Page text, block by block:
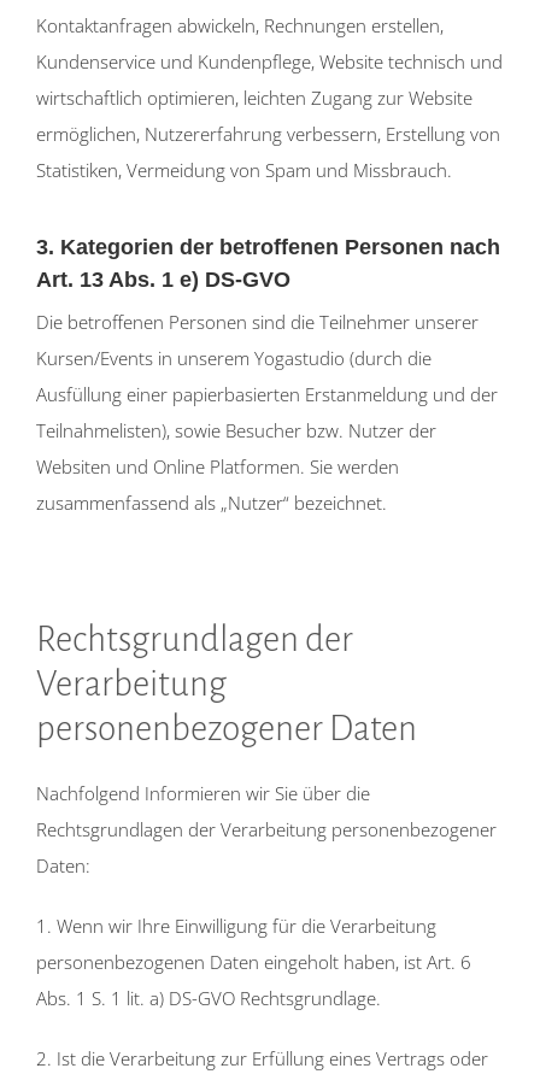
Kontaktanfragen abwickeln, Rechnungen erstellen,
Kundenservice und Kundenpflege, Website technisch und
wirtschaftlich optimieren, leichten Zugang zur Website
ermöglichen, Nutzererfahrung verbessern, Erstellung von
Statistiken, Vermeidung von Spam und Missbrauch.
3. Kategorien der betroffenen Personen nach
Art. 13 Abs. 1 e) DS-GVO
Die betroffenen Personen sind die Teilnehmer unserer
Kursen/Events in unserem Yogastudio (durch die
Ausfüllung einer papierbasierten Erstanmeldung und der
Teilnahmelisten), sowie Besucher bzw. Nutzer der
Websiten und Online Platformen. Sie werden
zusammenfassend als „Nutzer“ bezeichnet.
Rechtsgrundlagen der
Verarbeitung
personenbezogener Daten
Nachfolgend Informieren wir Sie über die
Rechtsgrundlagen der Verarbeitung personenbezogener
Daten:
1. Wenn wir Ihre Einwilligung für die Verarbeitung
personenbezogenen Daten eingeholt haben, ist Art. 6
Abs. 1 S. 1 lit. a) DS-GVO Rechtsgrundlage.
2. Ist die Verarbeitung zur Erfüllung eines Vertrags oder